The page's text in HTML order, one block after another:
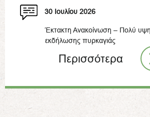
30 Ιουλίου 2026
Έκτακτη Ανακοίνωση – Πολύ
εκδήλωσης πυρκαγιάς
Περισσότερα